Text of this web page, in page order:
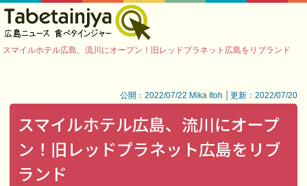
スマイルホテル広島、流川にオープン！旧レッドプラネット広島をリブランド
公開：2022/07/22 Mika Itoh │更新：2022/07/20
スマイルホテル広島、流川にオープ
ン！旧レッドプラネット広島をリブ
ランド